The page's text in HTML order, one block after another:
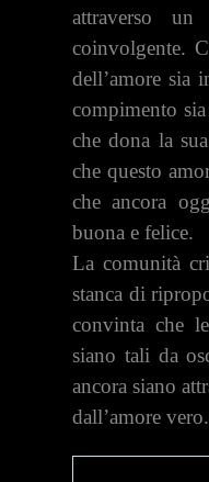
attraverso un
coinvolgente.
dell’amore
compimento
che dona la
che questo
che ancora
buona e felice.
La comunità
stanca di
convinta che
siano tali da
ancora siano
dall’amore vero.